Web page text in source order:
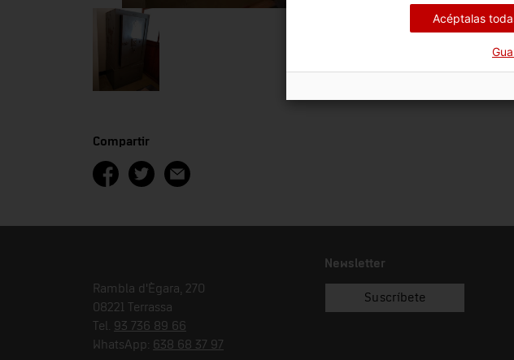
13/11/1997
Compartir
Rambla d'Ègara, 270
08221 Terrassa
Tel. 93 736 89 66
WhatsApp: 638 68 37 97
Newsletter
Suscríbete
Acéptalas